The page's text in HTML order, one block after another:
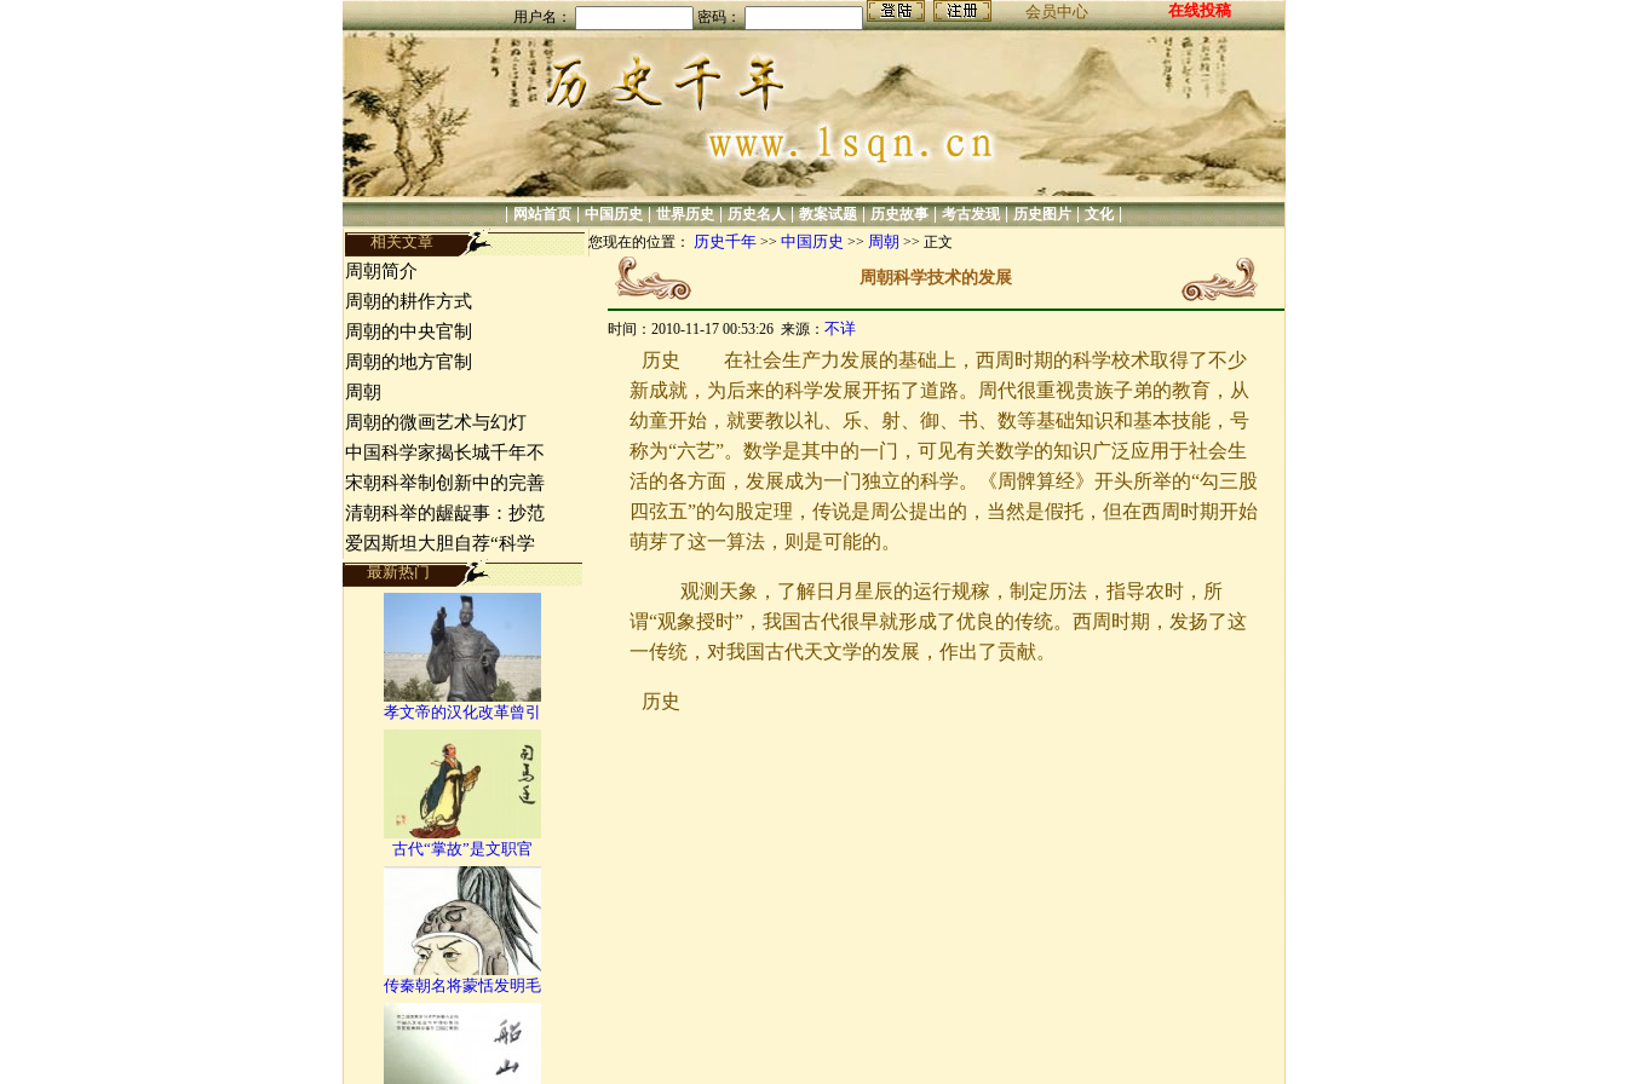
用户名： 密码： 会员中心 在线投稿
|网站首页|中国历史|世界历史|历史名人|教案试题|历史故事|考古发现|历史图片|文化|
相关文章
您现在的位置： 历史千年>> 中国历史 >> 周朝 >> 正文
周朝简介
周朝的耕作方式
周朝的中央官制
周朝的地方官制
周朝
周朝的微画艺术与幻灯
中国科学家揭长城千年不
宋朝科举制创新中的完善
清朝科举的龌龊事：抄范
爱因斯坦大胆自荐“科学
最新热门
孝文帝的汉化改革曾引
古代“掌故”是文职官
传秦朝名将蒙恬发明毛
周朝科学技术的发展
时间：2010-11-17 00:53:26 来源： 不详
历史
在社会生产力发展的基础上，西周时期的科学校术取得了不少
新成就，为后来的科学发展开拓了道路。周代很重视贵族子弟的教育，从
幼童开始，就要教以礼、乐、射、御、书、数等基础知识和基本技能，号
称为“六艺”。数学是其中的一门，可见有关数学的知识广泛应用于社会生
活的各方面，发展成为一门独立的科学。《周髀算经》开头所举的“勾三股
四弦五”的勾股定理，传说是周公提出的，当然是假托，但在西周时期开始
萌芽了这一算法，则是可能的。
观测天象，了解日月星辰的运行规稼，制定历法，指导农时，所
谓“观象授时”，我国古代很早就形成了优良的传统。西周时期，发扬了这
一传统，对我国古代天文学的发展，作出了贡献。
历史